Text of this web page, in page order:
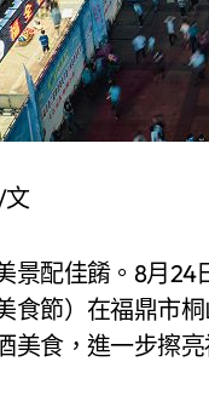
文
景配佳餚。8月24
食節）在福鼎市
美食，進一步擦